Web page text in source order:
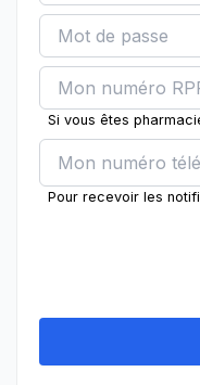
Si vous êtes
Pour recevoir les